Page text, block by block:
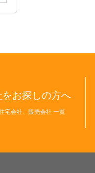
お探しの方へ
宅会社、販売会社 一覧